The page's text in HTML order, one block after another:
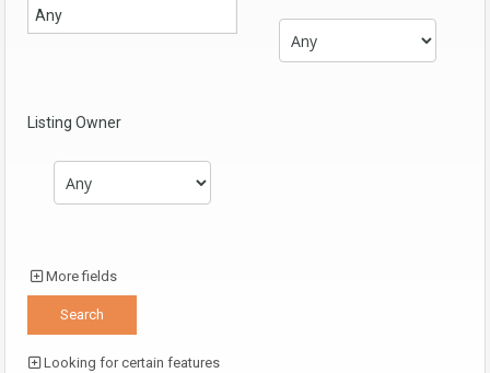
Listing Owner
More fields
Looking for certain features